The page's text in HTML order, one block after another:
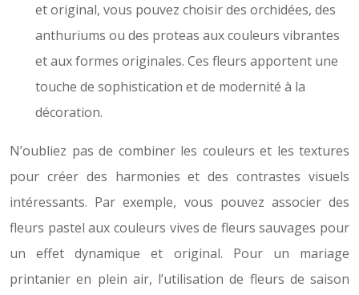
et original, vous pouvez choisir des orchidées, des
anthuriums ou des proteas aux couleurs vibrantes
et aux formes originales. Ces fleurs apportent une
touche de sophistication et de modernité à la
décoration.
N’oubliez pas de combiner les couleurs et les textures
pour créer des harmonies et des contrastes visuels
intéressants. Par exemple, vous pouvez associer des
fleurs pastel aux couleurs vives de fleurs sauvages pour
un effet dynamique et original. Pour un mariage
printanier en plein air, l’utilisation de fleurs de saison